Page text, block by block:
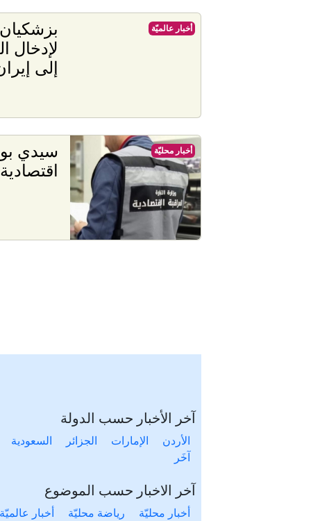
لإدخال
إلى
أخبار عالميّة
أخبار محليّة
آخر الأخبار حسب الدولة
الأردن الإمارات الجزائر السعودية
آخَر
آخر الاخبار حسب الموضوع
أخبار محليّة رياضة محليّة أخبار عالميّة